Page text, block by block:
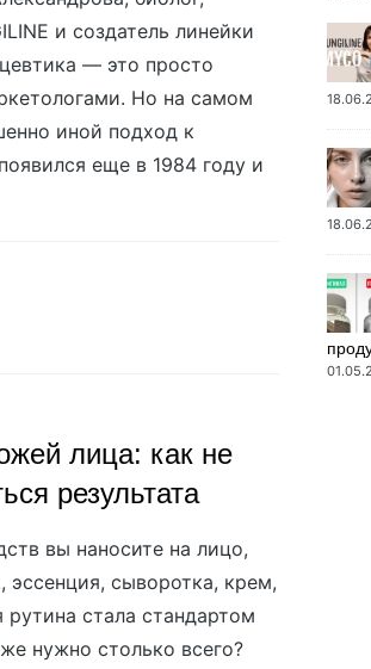
и создатель линейки
— это просто
Но на самом
иной подход к
еще в 1984 году и
лица: как не
результата
вы наносите на лицо,
эссенция, сыворотка, крем,
стала стандартом
нужно столько всего?